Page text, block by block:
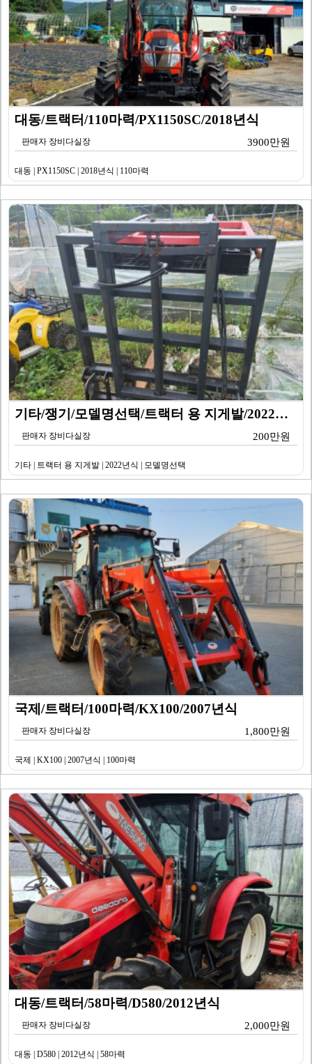
대동/트랙터/110마력/PX1150SC/2018년식
판매자 장비다실장 3900만원
대동 | PX1150SC | 2018년식 | 110마력
기타/쟁기/모델명선택/트랙터 용 지게발/2022년식
판매자 장비다실장 200만원
기타 | 트랙터 용 지게발 | 2022년식 | 모델명선택
국제/트랙터/100마력/KX100/2007년식
판매자 장비다실장 1,800만원
국제 | KX100 | 2007년식 | 100마력
대동/트랙터/58마력/D580/2012년식
판매자 장비다실장 2,000만원
대동 | D580 | 2012년식 | 58마력